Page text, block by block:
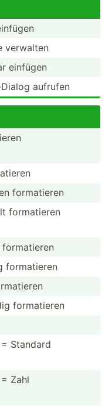
verwalten
einfügen
aufrufen
format­ieren
format­ieren
format­ieren
format­ieren
Standard
Zahl